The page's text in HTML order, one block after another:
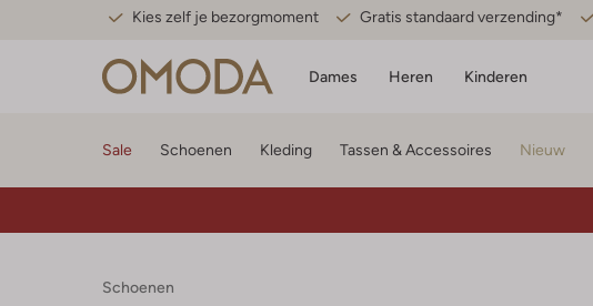
Kies zelf je bezorgmoment Gratis standaard verzending*
Dames Heren Kinderen
Sale Schoenen Kleding Tassen & Accessoires Nieuw
Schoenen